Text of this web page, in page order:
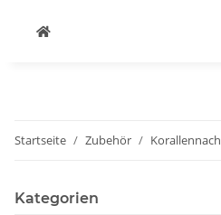
Startseite Zubehör
Kategorien